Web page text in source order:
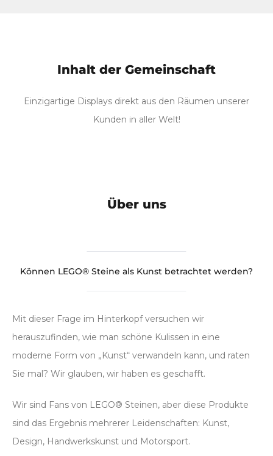
Inhalt der Gemeinschaft
Einzigartige Displays direkt aus den Räumen unserer
Kunden in aller Welt!
Über uns
Können LEGO® Steine als Kunst betrachtet werden?
Mit dieser Frage im Hinterkopf versuchen wir
herauszufinden, wie man schöne Kulissen in eine
moderne Form von „Kunst“ verwandeln kann, und raten
Sie mal? Wir glauben, wir haben es geschafft.
Wir sind Fans von LEGO® Steinen, aber diese Produkte
sind das Ergebnis mehrerer Leidenschaften: Kunst,
Design, Handwerkskunst und Motorsport.